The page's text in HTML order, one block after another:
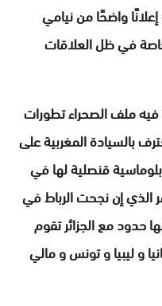
واضحًا من نيامي
في ظل العلاقات
ملف الصحراء تطورات
بالسيادة المغربية على
قنصلية لها في
الذي إن نجحت الرباط في
حدود مع الجزائر تقوم
و ليبيا و تونس و مالي